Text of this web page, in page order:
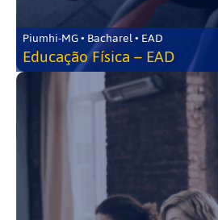
Piumhi-MG • Bacharel • EAD
Educação Física – EAD